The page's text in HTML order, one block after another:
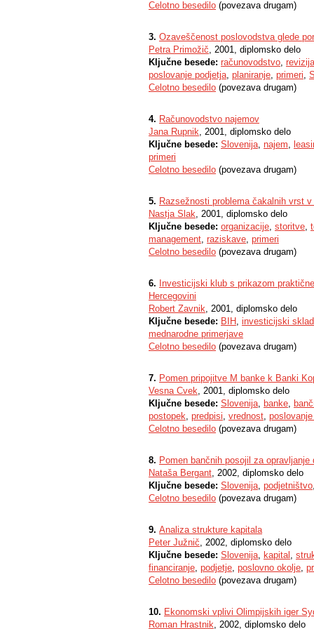
Celotno besedilo (povezava drugam)
3. Ozaveščenost poslovodstva glede
Petra Primožič, 2001, diplomsko delo
Ključne besede: računovodstvo, revizija
poslovanje podjetja, planiranje, primeri,
Celotno besedilo (povezava drugam)
4. Računovodstvo najemov
Jana Rupnik, 2001, diplomsko delo
Ključne besede: Slovenija, najem,
primeri
Celotno besedilo (povezava drugam)
5. Razsežnosti problema čakalnih vrst
Nastja Slak, 2001, diplomsko delo
Ključne besede: organizacije, storitve,
management, raziskave, primeri
Celotno besedilo (povezava drugam)
6. Investicijski klub s prikazom
Hercegovini
Robert Zavnik, 2001, diplomsko delo
Ključne besede: BIH , investicijski
mednarodne primerjave
Celotno besedilo (povezava drugam)
7. Pomen pripojitve M banke k Banki
Vesna Cvek, 2001, diplomsko delo
Ključne besede: Slovenija, banke,
postopek, predpisi, vrednost,
Celotno besedilo (povezava drugam)
8. Pomen bančnih posojil za
Nataša Bergant, 2002, diplomsko delo
Ključne besede: Slovenija, podjetništvo
Celotno besedilo (povezava drugam)
9. Analiza strukture kapitala
Peter Južnič, 2002, diplomsko delo
Ključne besede: Slovenija, kapital ,
financiranje, podjetje, poslovno okolje,
Celotno besedilo (povezava drugam)
10. Ekonomski vplivi Olimpijskih iger
Roman Hrastnik, 2002, diplomsko delo